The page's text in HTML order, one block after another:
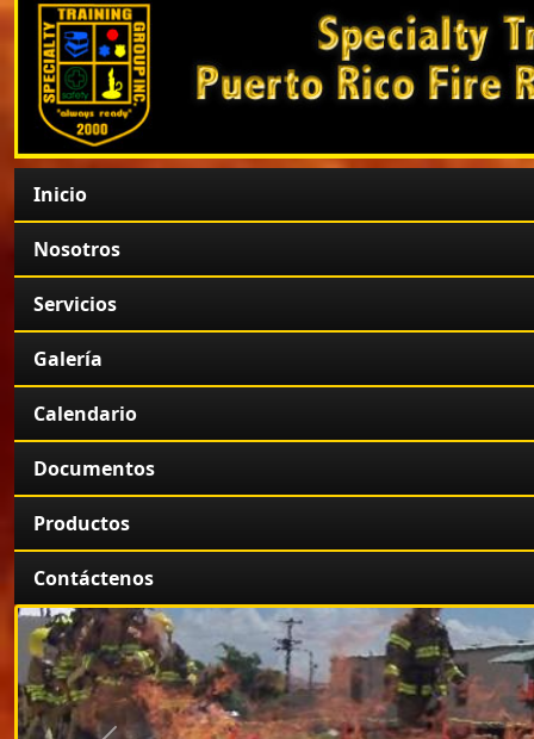
Inicio
Nosotros
Servicios
Galería
Calendario
Documentos
Productos
Contáctenos